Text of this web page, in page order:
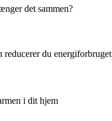
det sammen?
reducerer du energiforbruget
i dit hjem